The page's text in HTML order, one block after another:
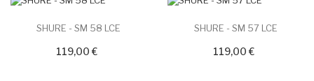
SHURE - SM 58 LCE
119,00 €
SHURE - SM 57 LCE
119,00 €